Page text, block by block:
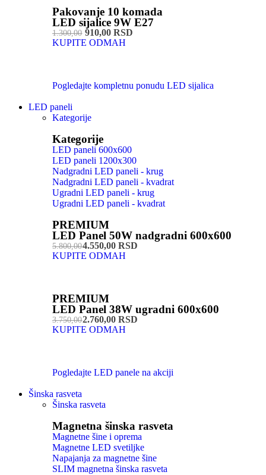
Pakovanje 10 komada
LED sijalice 9W E27
1.300,00910,00 RSD
KUPITE ODMAH
Pogledajte kompletnu ponudu LED sijalica
LED paneli
Kategorije
Kategorije
LED paneli 600x600
LED paneli 1200x300
Nadgradni LED paneli - krug
Nadgradni LED paneli - kvadrat
Ugradni LED paneli - krug
Ugradni LED paneli - kvadrat
PREMIUM
LED Panel 50W nadgradni 600x600
5.800,004.550,00 RSD
KUPITE ODMAH
PREMIUM
LED Panel 38W ugradni 600x600
3.750,002.760,00 RSD
KUPITE ODMAH
Pogledajte LED panele na akciji
Šinska rasveta
Šinska rasveta
Magnetna šinska rasveta
Magnetne šine i oprema
Magnetne LED svetiljke
Napajanja za magnetne šine
SLIM magnetna šinska rasveta